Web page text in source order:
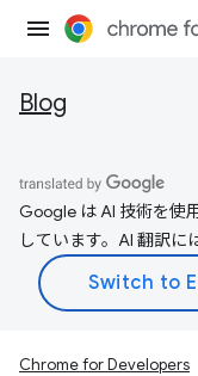
Blog
Google は AI 技術を使
しています。AI 翻訳に
Chrome for Developers